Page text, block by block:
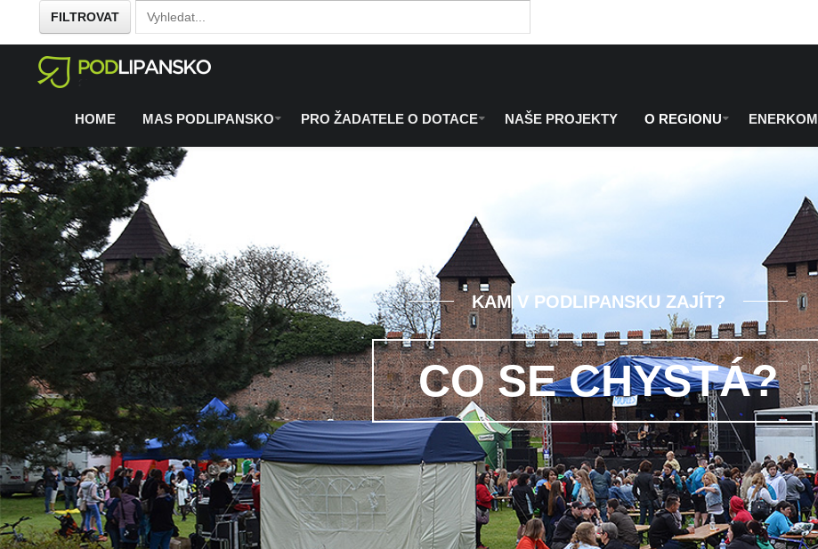
FILTROVAT
HOME MAS PODLIPANSKO PRO ŽADATELE O DOTACE NAŠE PROJEKTY O REGIONU ENERKOM
/ O regionu / Co se chystá
KAM V PODLIPANSKU ZAJÍT?
CO SE CHYSTÁ?